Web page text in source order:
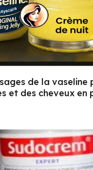
de la vaseline
et des cheveux en